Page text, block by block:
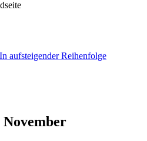
In aufsteigender Reihenfolge